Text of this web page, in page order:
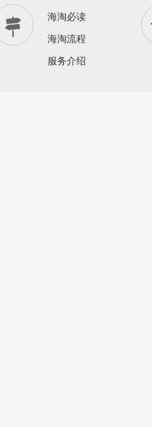

海淘必读
海淘流程
服务介绍